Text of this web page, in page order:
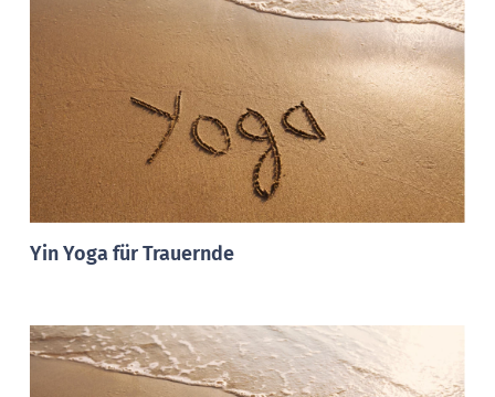
Yin Yoga für Trauernde